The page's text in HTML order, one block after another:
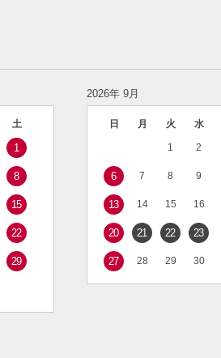
土
1
8
15
22
29
2026年 9月
日 月 火 水
1 2
6 7 8 9
13 14 15 16
20 21 22 23
27 28 29 30